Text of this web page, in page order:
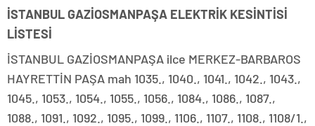
İSTANBUL GAZİOSMANPAŞA ELEKTRİK KESİNTİSİ
LİSTESİ
İSTANBUL GAZİOSMANPAŞA ilce MERKEZ-BARBAROS
HAYRETTİN PAŞA mah 1035., 1040., 1041., 1042., 1043.,
1045., 1053., 1054., 1055., 1056., 1084., 1086., 1087.,
1088., 1091., 1092., 1095., 1099., 1106., 1107., 1108., 1108/1.,